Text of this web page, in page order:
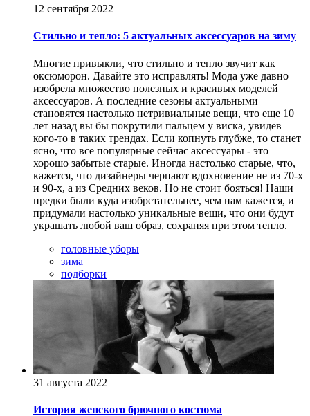
12 сентября 2022
Стильно и тепло: 5 актуальных аксессуаров на зиму
Многие привыкли, что стильно и тепло звучит как
оксюморон. Давайте это исправлять! Мода уже давно
изобрела множество полезных и красивых моделей
аксессуаров. А последние сезоны актуальными
становятся настолько нетривиальные вещи, что еще 10
лет назад вы бы покрутили пальцем у виска, увидев
кого-то в таких трендах. Если копнуть глубже, то станет
ясно, что все популярные сейчас аксессуары - это
хорошо забытые старые. Иногда настолько старые, что,
кажется, что дизайнеры черпают вдохновение не из 70-х
и 90-х, а из Средних веков. Но не стоит бояться! Наши
предки были куда изобретательнее, чем нам кажется, и
придумали настолько уникальные вещи, что они будут
украшать любой ваш образ, сохраняя при этом тепло.
головные уборы
зима
подборки
31 августа 2022
История женского брючного костюма